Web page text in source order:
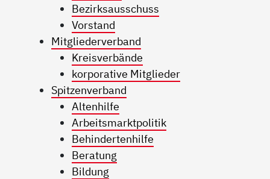
Bezirksausschuss
Vorstand
Mitgliederverband
Kreisverbände
korporative Mitglieder
Spitzenverband
Altenhilfe
Arbeitsmarktpolitik
Behindertenhilfe
Beratung
Bildung